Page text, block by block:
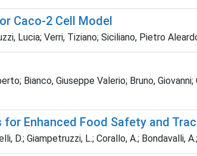
Caco-2 Cell Model
Lucia; Verri, Tiziano; Siciliano, Pietro
Bianco, Giuseppe Valerio; Bruno,
Enhanced Food Safety and
D.; Giampetruzzi, L.; Corallo, A.; Bondavalli,